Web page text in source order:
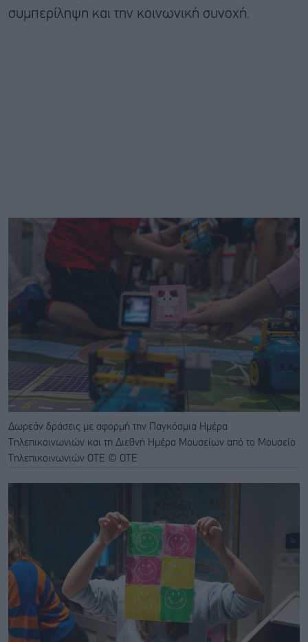
συμπερίληψη και την κοινωνική συνοχή.
Δωρεάν δράσεις με αφορμή την Παγκόσμια Ημέρα
Τηλεπικοινωνιών και τη Διεθνή Ημέρα Μουσείων από το Μουσείο
Τηλεπικοινωνιών ΟΤΕ © ΟΤΕ